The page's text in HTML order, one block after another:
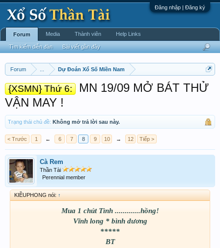
Đăng nhập | Đăng ký
Forum Dự Đoán Xổ Số Miền Nam
{XSMN} Thứ 6:
MN 19/09 MỞ BÁT THỬ
VẬN MAY !
Trạng thái chủ đề: Không mở trả lời sau này.
< Trước 1 ← 6 7 8 9 10 → 12 Tiếp >
Cà Rem
Thần Tài
Perennial member
KIỀUPHONG nói: ↑
Mua 1 chút Tình .............hồng!
Vĩnh long * bình dương
*****
BT
Forum
Tìm kiếm diễn đàn Bài viết gần đây
Media Thành viên Help Links